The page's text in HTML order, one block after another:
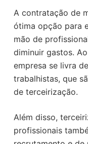
A contratação de
ótima opção para
mão de
diminuir gastos.
empresa se livra
trabalhistas, que
de terceirização.
Além disso,
profissionais